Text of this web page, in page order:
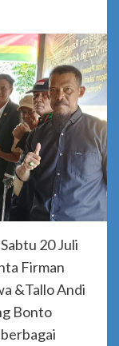
20 Juli
Firman
&Tallo Andi
Bonto